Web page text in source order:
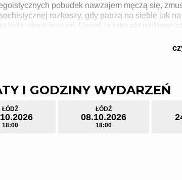
pobudek nawzajem męczą się,
rozkoszy, gdy patrzą na siebie jak
ludzi nieco inaczej. Ujrzeć ją jako akt
palone są papierosy
3 godziny (dwie przerwy)
I GODZINY WYDARZEŃ
ŁÓDŹ
18:00
ŁÓDŹ
08.10.2026
18:00